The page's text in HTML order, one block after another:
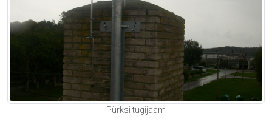
Pürksi tugijaam